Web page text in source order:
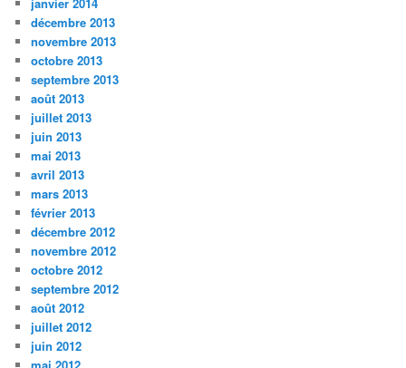
janvier 2014
décembre 2013
novembre 2013
octobre 2013
septembre 2013
août 2013
juillet 2013
juin 2013
mai 2013
avril 2013
mars 2013
février 2013
décembre 2012
novembre 2012
octobre 2012
septembre 2012
août 2012
juillet 2012
juin 2012